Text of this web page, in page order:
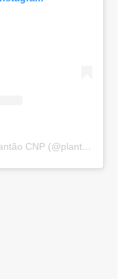
Um post compartilhado por Plantão CNP (@plantaocnp)